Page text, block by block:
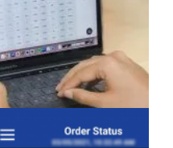
Mereka Yang